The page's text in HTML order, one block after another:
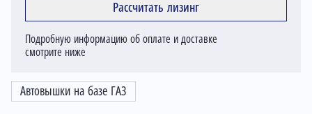
Автовышки на базе ГАЗ
Рассчитать лизинг
Подробную информацию об оплате и доставке
смотрите ниже